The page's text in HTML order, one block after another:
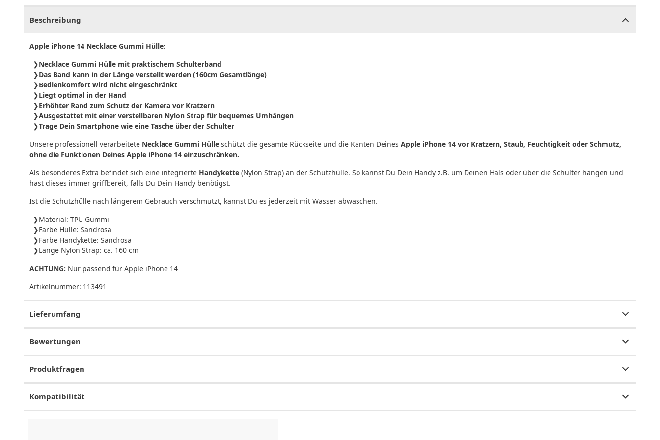
Beschreibung
Apple iPhone 14 Necklace Gummi Hülle:
Necklace Gummi Hülle mit praktischem Schulterband
Das Band kann in der Länge verstellt werden (160cm Gesamtlänge)
Bedienkomfort wird nicht eingeschränkt
Liegt optimal in der Hand
Erhöhter Rand zum Schutz der Kamera vor Kratzern
Ausgestattet mit einer verstellbaren Nylon Strap für bequemes Umhängen
Trage Dein Smartphone wie eine Tasche über der Schulter
Unsere professionell verarbeitete Necklace Gummi Hülle schützt die gesamte Rückseite und die Kanten Deines Apple iPhone 14 vor Kratzern, Staub, Feuchtigkeit oder Schmutz,
ohne die Funktionen Deines Apple iPhone 14 einzuschränken.
Als besonderes Extra befindet sich eine integrierte Handykette (Nylon Strap) an der Schutzhülle. So kannst Du Dein Handy z.B. um Deinen Hals oder über die Schulter hängen und
hast dieses immer griffbereit, falls Du Dein Handy benötigst.
Ist die Schutzhülle nach längerem Gebrauch verschmutzt, kannst Du es jederzeit mit Wasser abwaschen.
Material: TPU Gummi
Farbe Hülle: Sandrosa
Farbe Handykette: Sandrosa
Länge Nylon Strap: ca. 160 cm
ACHTUNG: Nur passend für Apple iPhone 14
Artikelnummer: 113491
Lieferumfang
Bewertungen
Produktfragen
Kompatibilität